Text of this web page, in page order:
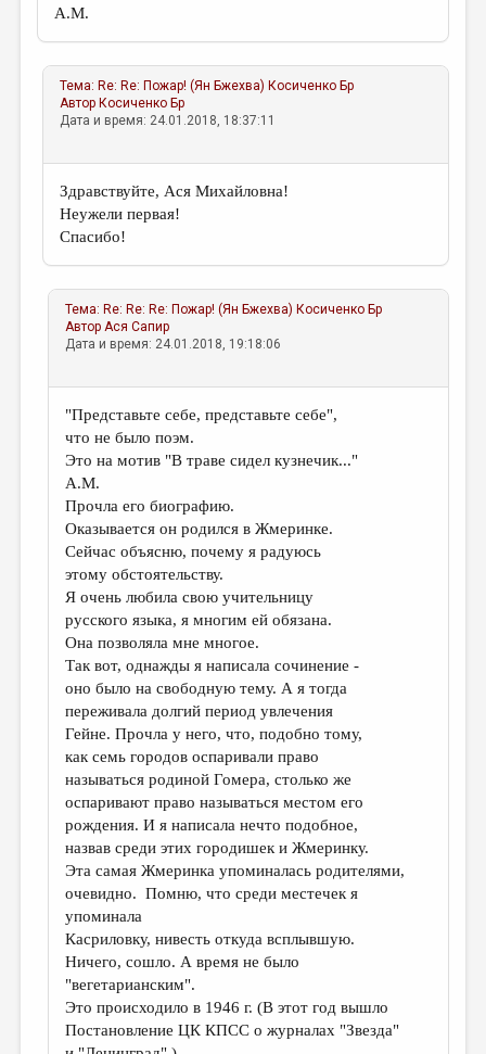
А.М.
Тема: Re: Re: Пожар! (Ян Бжехва) Косиченко Бр
Автор Косиченко Бр
Дата и время: 24.01.2018, 18:37:11
Здравствуйте, Ася Михайловна!
Неужели первая!
Спасибо!
Тема: Re: Re: Re: Пожар! (Ян Бжехва) Косиченко Бр
АвторАся Сапир
Дата и время: 24.01.2018, 19:18:06
"Представьте себе, представьте себе",
что не было поэм.
Это на мотив "В траве сидел кузнечик..."
А.М.
Прочла его биографию.
Оказывается он родился в Жмеринке.
Сейчас объясню, почему я радуюсь
этому обстоятельству.
Я очень любила свою учительницу
русского языка, я многим ей обязана.
Она позволяла мне многое.
Так вот, однажды я написала сочинение -
оно было на свободную тему. А я тогда
переживала долгий период увлечения
Гейне. Прочла у него, что, подобно тому,
как семь городов оспаривали право
называться родиной Гомера, столько же
оспаривают право называться местом его
рождения. И я написала нечто подобное,
назвав среди этих городишек и Жмеринку.
Эта самая Жмеринка упоминалась родителями,
очевидно. Помню, что среди местечек я
упоминала
Касриловку, нивесть откуда всплывшую.
Ничего, сошло. А время не было
"вегетарианским".
Это происходило в 1946 г. (В этот год вышло
Постановление ЦК КПСС о журналах "Звезда"